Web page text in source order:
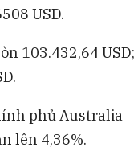
USD.
103.432,64 USD;
phủ Australia
lên 4,36%.